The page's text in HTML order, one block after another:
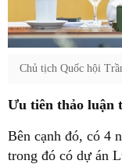
Chủ tịch Quốc hội
Ưu tiên thảo luận
Bên cạnh đó, có 4
trong đó có dự án